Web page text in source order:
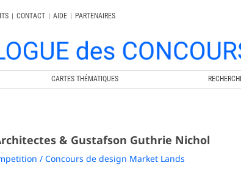
| CONTACT | AIDE |
PARTENAIRES
CARTES THÉMATIQUES
& Gustafson Guthrie Nichol
/ Concours de design Market Lands